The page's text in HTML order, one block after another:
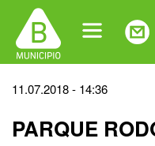
navigation
Back
top
11.07.2018 - 14:36
PARQUE